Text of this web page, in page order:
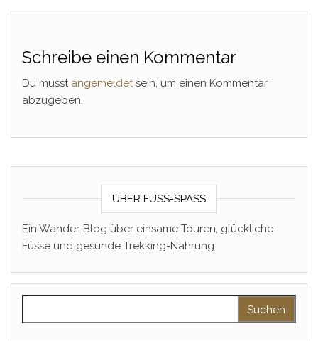
Schreibe einen Kommentar
Du musst angemeldetsein, um einen Kommentar
abzugeben.
ÜBER FUSS-SPASS
Ein Wander-Blog über einsame Touren, glückliche
Füsse und gesunde Trekking-Nahrung.